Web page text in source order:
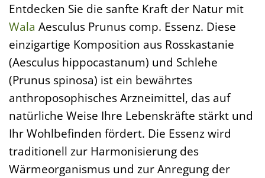
Entdecken Sie die sanfte Kraft der Natur mit
Wala Aesculus Prunus comp. Essenz. Diese
einzigartige Komposition aus Rosskastanie
(Aesculus hippocastanum) und Schlehe
(Prunus spinosa) ist ein bewährtes
anthroposophisches Arzneimittel, das auf
natürliche Weise Ihre Lebenskräfte stärkt und
Ihr Wohlbefinden fördert. Die Essenz wird
traditionell zur Harmonisierung des
Wärmeorganismus und zur Anregung der